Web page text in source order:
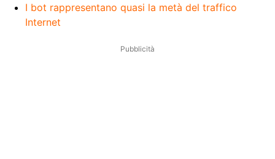
I bot rappresentano quasi la metà del traffico
Internet
Pubblicità